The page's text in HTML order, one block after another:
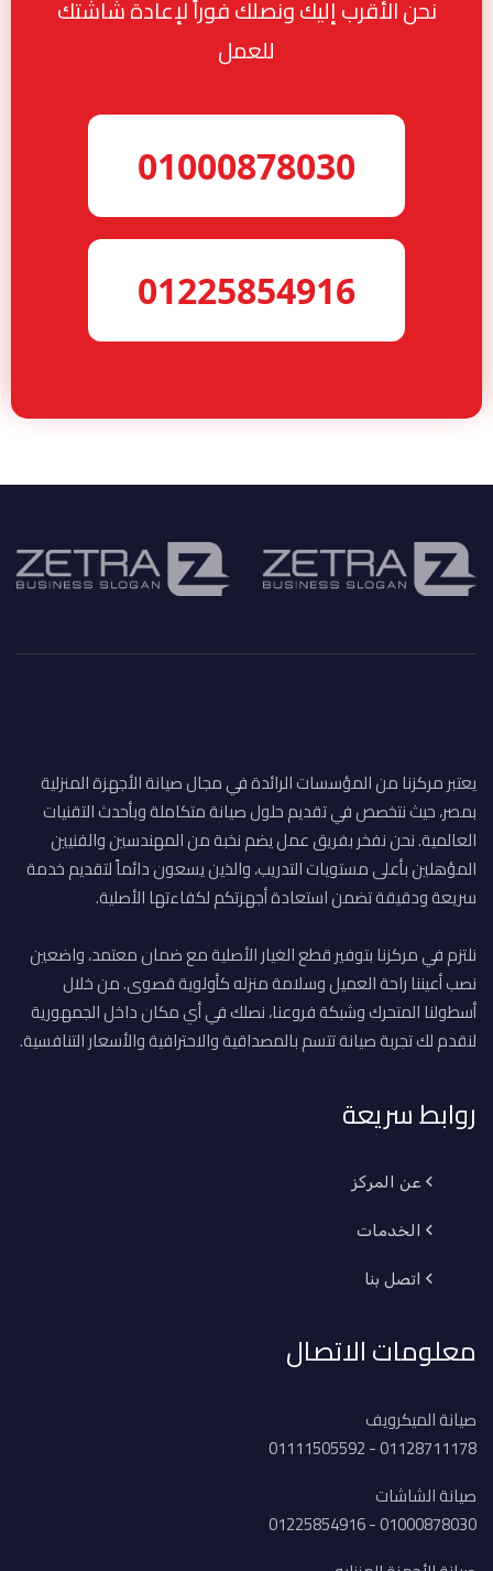
نحن الأقرب إليك ونصلك فوراً لإعادة شاشتك
للعمل
01000878030
01225854916
يعتبر مركزنا من المؤسسات الرائدة في مجال صيانة الأجهزة المنزلية
بمصر، حيث نتخصص في تقديم حلول صيانة متكاملة وبأحدث التقنيات
العالمية. نحن نفخر بفريق عمل يضم نخبة من المهندسين والفنيين
المؤهلين بأعلى مستويات التدريب، والذين يسعون دائماً لتقديم خدمة
سريعة ودقيقة تضمن استعادة أجهزتكم لكفاءتها الأصلية.
نلتزم في مركزنا بتوفير قطع الغيار الأصلية مع ضمان معتمد، واضعين
نصب أعيننا راحة العميل وسلامة منزله كأولوية قصوى. من خلال
أسطولنا المتحرك وشبكة فروعنا، نصلك في أي مكان داخل الجمهورية
لنقدم لك تجربة صيانة تتسم بالمصداقية والاحترافية والأسعار التنافسية.
روابط سريعة
عن المركز
الخدمات
اتصل بنا
معلومات الاتصال
صيانة الميكرويف
01128711178 - 01111505592
صيانة الشاشات
01000878030 - 01225854916